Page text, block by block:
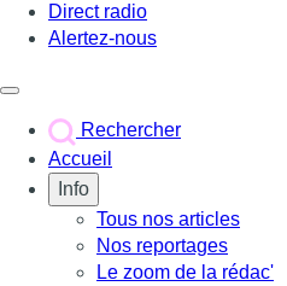
Direct radio
Alertez-nous
Rechercher
Accueil
Info
Tous nos articles
Nos reportages
Le zoom de la rédac'